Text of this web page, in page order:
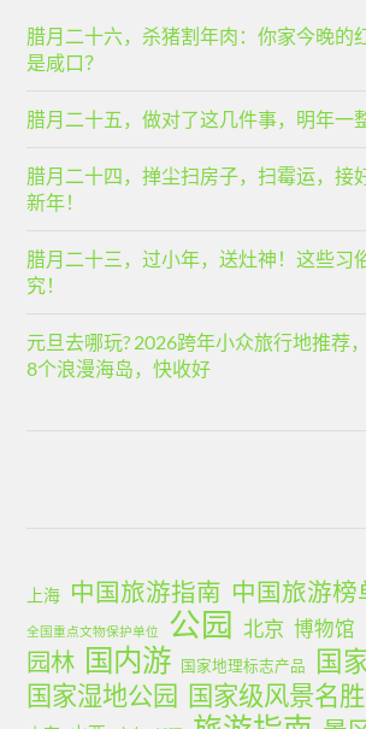
腊月二十六，杀猪割年肉：你家今晚的
是咸口？
腊月二十五，做对了这几件事，明年一
腊月二十四，掸尘扫房子，扫霉运，接
新年！
腊月二十三，过小年，送灶神！这些习
究！
元旦去哪玩? 2026跨年小众旅行地推荐
8个浪漫海岛，快收好
上海 中国旅游指南 中国旅游榜
全国重点文物保护单位 公园 北京 博物馆
园林 国内游 国家地理标志产品 国
国家湿地公园 国家级风景名